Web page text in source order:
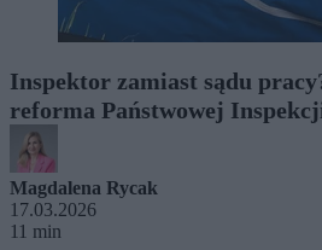
Inspektor zamiast sądu
reforma Państwowej
Magdalena Rycak
17.03.2026
11 min